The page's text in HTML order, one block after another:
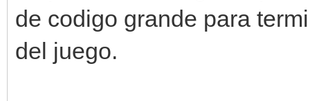
de codigo grande para
del juego.